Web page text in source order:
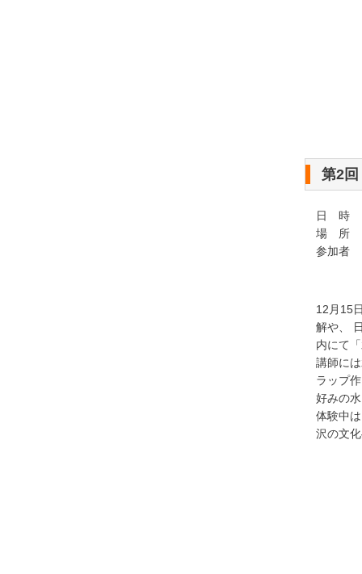
第2回
日 時
場 所
参加
日
12月15
解や、
内にて
講師に
ラップ
好みの
体験中
沢の文